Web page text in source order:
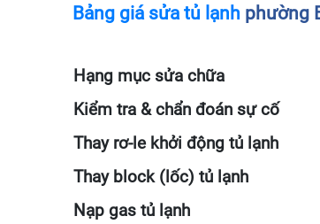
Bảng giá sửa tủ lạnh phường
Hạng mục sửa chữa
Kiểm tra & chẩn đoán sự cố
Thay rơ-le khởi động tủ lạnh
Thay block (lốc) tủ lạnh
Nạp gas tủ lạnh